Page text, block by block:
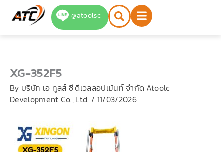
@atoolsc
XG-352F5
By บริษัท เอ ทูลส์ ซี ดีเวลลอปเม้นท์ จำกัด Atoolc
Development Co., Ltd. / 11/03/2026